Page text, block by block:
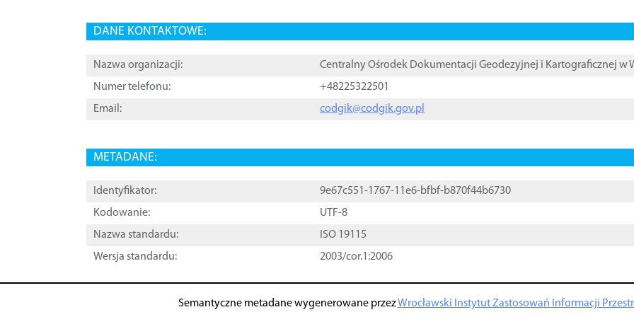
DANE KONTAKTOWE:
Nazwa organizacji:
Centralny Ośrodek Dokumentacji Geodezyjnej i Kartograficznej w
Numer telefonu:
+48225322501
Email:
codgik@codgik.gov.pl
METADANE:
Identyfikator:
9e67c551-1767-11e6-bfbf-b870f44b6730
Kodowanie:
UTF-8
Nazwa standardu:
ISO 19115
Wersja standardu:
2003/cor.1:2006
Semantyczne metadane wygenerowane przezWrocławski Instytut Zastosowań Informacji